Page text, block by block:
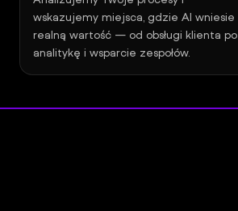
wskazujemy miejsca, gdzie AI wniesie
realną wartość — od obsługi klienta po
analitykę i wsparcie zespołów.